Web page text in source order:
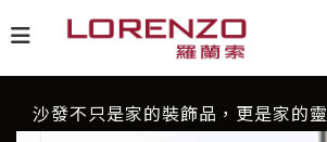
沙發不只是家的裝飾品，更是家的